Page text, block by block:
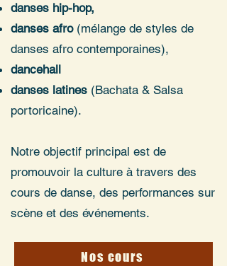
danses hip-hop,
danses afro(mélange de styles de
danses afro contemporaines),
dancehall
danses latines (Bachata & Salsa
portoricaine).
Notre objectif principal est de
promouvoir la culture à travers des
cours de danse, des performances sur
scène et des événements.
Nos cours